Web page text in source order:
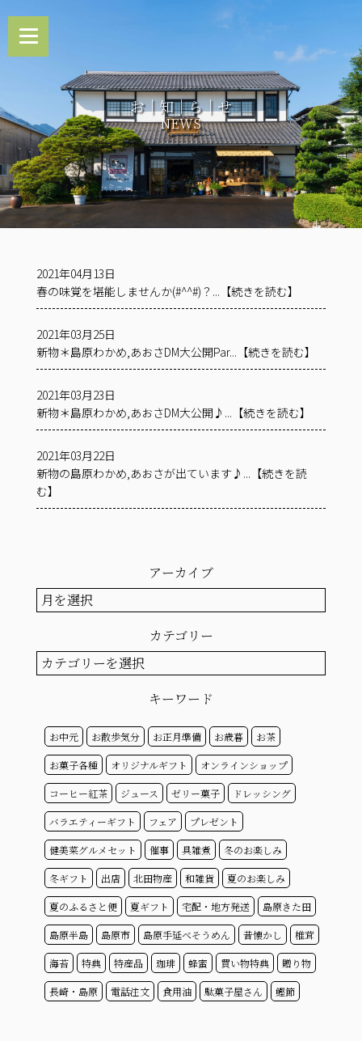
お｜知｜ら｜せ
NEWS
2021年04月13日
春の味覚を堪能しませんか(#^^#)？...【続きを読む】
2021年03月25日
新物＊島原わかめ,あおさDM大公開Par...【続きを読む】
2021年03月23日
新物＊島原わかめ,あおさDM大公開♪...【続きを読む】
2021年03月22日
新物の島原わかめ,あおさが出ています♪...【続きを読
む】
アーカイブ
ア
ー
ブ
カテゴリー
カ
テ
キーワード
お中元 お散歩気分 お正月準備 お歳暮 お茶
お菓子各種 オリジナルギフト オンラインショップ
コーヒー紅茶 ジュース ゼリー菓子 ドレッシング
バラエティーギフト フェア プレゼント
健美菜グルメセット 催事 具雑煮 冬のお楽しみ
冬ギフト 出店 北田物産 和雑貨 夏のお楽しみ
夏のふるさと便 夏ギフト 宅配・地方発送 島原きた田
島原半島 島原市 島原手延べそうめん 昔懐かし 椎茸
海苔 特典 特産品 珈琲 蜂蜜 買い物特典 贈り物
長崎・島原 電話注文 食用油 駄菓子屋さん 鰹節